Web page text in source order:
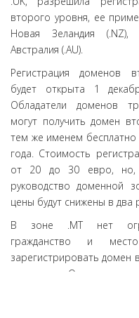
второго уровня, ее
Новая Зеландия
Австралия (.AU).
Регистрация доменов
будет открыта 1
Обладатели доменов
могут получить домен
тем же именем
года. Стоимость
от 20 до 30 евро, но,
руководство доменной
цены будут снижены в два
В зоне .MT нет
гражданство и
зарегистрировать домен
желающие. Однако тем,